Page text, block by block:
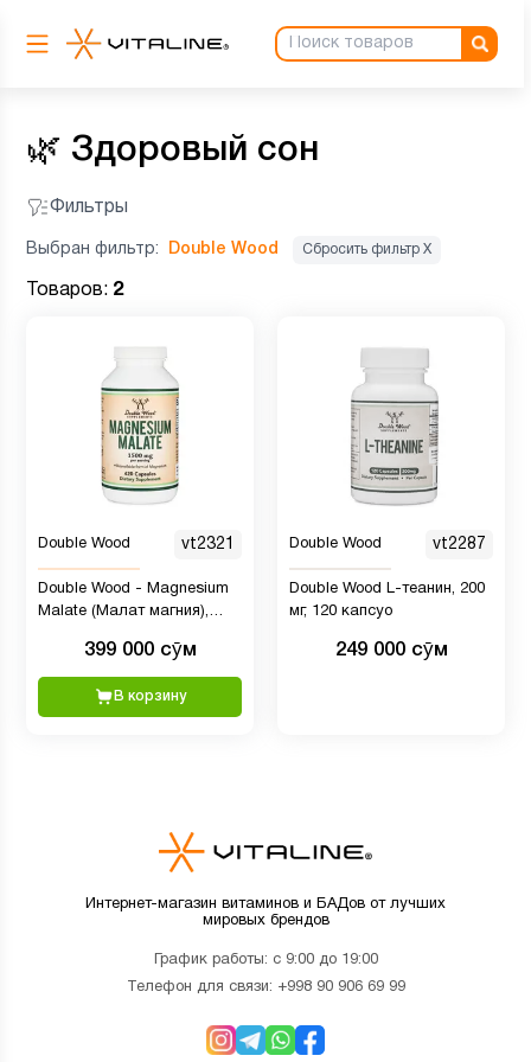
🌿 Здоровый сон
Фильтры
Выбран фильтр: Double Wood Сбросить фильтр Х
Товаров: 2
Double Wood vt2321
Double Wood - Magnesium
Malate (Малат магния),
399 000 сӯм
В корзину
Double Wood vt2287
Double Wood L-теанин, 200
мг, 120 капсуо
249 000 сӯм
Интернет-магазин витаминов и БАДов от лучших
мировых брендов
График работы: с 9:00 до 19:00
Телефон для связи: +998 90 906 69 99